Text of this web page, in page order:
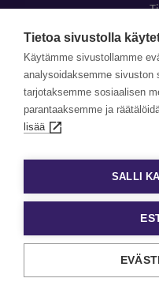
Tietoa sivustolla
Käytämme sivustollamme
analysoidaksemme sivuston
tarjotaksemme sosiaalisen
parantaaksemme ja
lisää
SALLI